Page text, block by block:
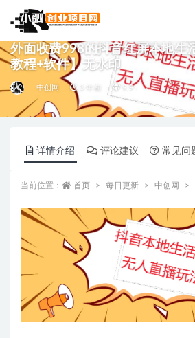
外面收费998的抖音红屏本地生
教程+软件】无水印
中创网 3 年前 9.9
详情介绍 评论建议 常见问
当前位置： 首页 每日更新 中创网